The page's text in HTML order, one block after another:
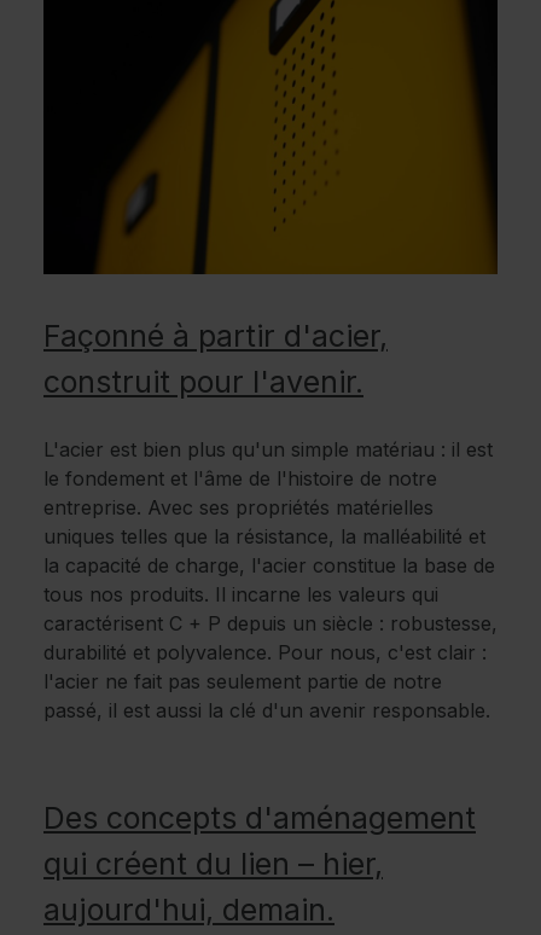
Façonné à partir d'acier,
construit pour l'avenir.
L'acier est bien plus qu'un simple matériau : il est
le fondement et l'âme de l'histoire de notre
entreprise. Avec ses propriétés matérielles
uniques telles que la résistance, la malléabilité et
la capacité de charge, l'acier constitue la base de
tous nos produits. Il incarne les valeurs qui
caractérisent C + P depuis un siècle : robustesse,
durabilité et polyvalence. Pour nous, c'est clair :
l'acier ne fait pas seulement partie de notre
passé, il est aussi la clé d'un avenir responsable.
Des concepts d'aménagement
qui créent du lien – hier,
aujourd'hui, demain.